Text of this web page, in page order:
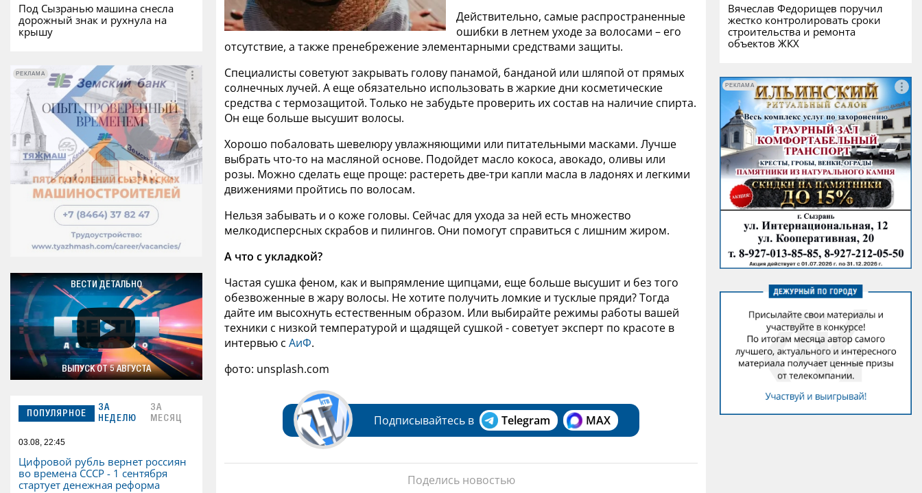
Под Сызранью машина снесла
дорожный знак и рухнула на
крышу
РЕКЛАМА
РЕКЛАМА
ВЕСТИ ДЕТАЛЬНО
ВЫПУСК ОТ 5 АВГУСТА
ПОПУЛЯРНОЕ
ЗА
НЕДЕЛЮ
ЗА
МЕСЯЦ
03.08, 22:45
Цифровой рубль вернет россиян
во времена СССР - 1 сентября
стартует денежная реформа
Действительно, самые распространенные
ошибки в летнем уходе за волосами – его
отсутствие, а также пренебрежение элементарными средствами защиты.
Специалисты советуют закрывать голову панамой, банданой или шляпой от прямых
солнечных лучей. А еще обязательно использовать в жаркие дни косметические
средства с термозащитой. Только не забудьте проверить их состав на наличие спирта.
Он еще больше высушит волосы.
Хорошо побаловать шевелюру увлажняющими или питательными масками. Лучше
выбрать что-то на масляной основе. Подойдет масло кокоса, авокадо, оливы или
розы. Можно сделать еще проще: растереть две-три капли масла в ладонях и легкими
движениями пройтись по волосам.
Нельзя забывать и о коже головы. Сейчас для ухода за ней есть множество
мелкодисперсных скрабов и пилингов. Они помогут справиться с лишним жиром.
А что с укладкой?
Частая сушка феном, как и выпрямление щипцами, еще больше высушит и без того
обезвоженные в жару волосы. Не хотите получить ломкие и тусклые пряди? Тогда
дайте им высохнуть естественным образом. Или выбирайте режимы работы вашей
техники с низкой температурой и щадящей сушкой - советует эксперт по красоте в
интервью с АиФ.
фото: unsplash.com
Подписывайтесь в Telegram MAX
Поделись новостью
Вячеслав Федорищев поручил
жестко контролировать сроки
строительства и ремонта
объектов ЖКХ
РЕКЛАМА